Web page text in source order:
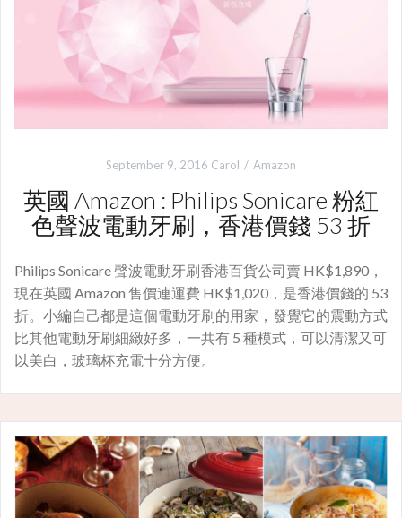
September 9, 2016 Carol Amazon
英國 Amazon : Philips Sonicare 粉紅
色聲波電動牙刷，香港價錢 53 折
Philips Sonicare 聲波電動牙刷香港百貨公司賣 HK$1,890，
現在英國 Amazon 售價連運費 HK$1,020，是香港價錢的 53
折。小編自己都是這個電動牙刷的用家，發覺它的震動方式
比其他電動牙刷細緻好多，一共有 5 種模式，可以清潔又可
以美白，玻璃杯充電十分方便。